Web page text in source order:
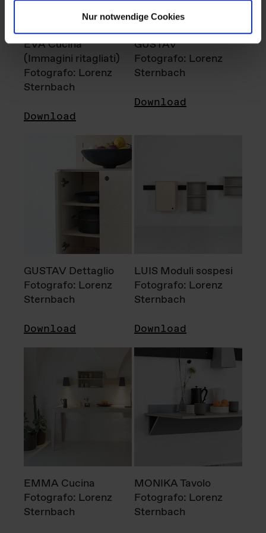
Nur notwendige Cookies
EVA Cucina
(Immagini ritagliati)
Fotografo: Lorenz
Sternbach
Download
GUSTAV
Fotografo: Lorenz
Sternbach
Download
GUSTAV Dettaglio
Fotografo: Lorenz
Sternbach
Download
LUIS Moduli sospesi
Fotografo: Lorenz
Sternbach
Download
EMMA Cucina
Fotografo: Lorenz
Sternbach
MONIKA Tavolo
Fotografo: Lorenz
Sternbach